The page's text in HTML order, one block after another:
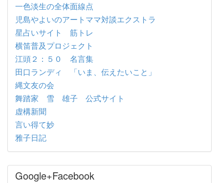
一色淡生の全体面線点
児島やよいのアートママ対談エクストラ
星占いサイト 筋トレ
横笛普及プロジェクト
江頭２：５０ 名言集
田口ランディ 「いま、伝えたいこと」
縄文友の会
舞踏家 雪 雄子 公式サイト
虚構新聞
言い得て妙
雅子日記
Google+Facebook